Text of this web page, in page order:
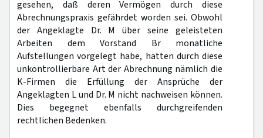
gesehen, daß deren Vermögen durch diese
Abrechnungspraxis gefährdet worden sei. Obwohl
der Angeklagte Dr. M über seine geleisteten
Arbeiten dem Vorstand Br monatliche
Aufstellungen vorgelegt habe, hätten durch diese
unkontrollierbare Art der Abrechnung nämlich die
K-Firmen die Erfüllung der Ansprüche der
Angeklagten L und Dr. M nicht nachweisen können.
Dies begegnet ebenfalls durchgreifenden
rechtlichen Bedenken.